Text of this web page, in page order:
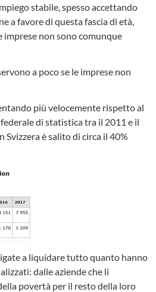
stabile, spesso accettando
a favore di questa fascia di età,
imprese non sono comunque
a poco se le imprese non
più velocemente rispetto al
di statistica tra il 2011 e il
Svizzera è salito di circa il 40%
a liquidare tutto quanto hanno
dalle aziende che li
povertà per il resto della loro